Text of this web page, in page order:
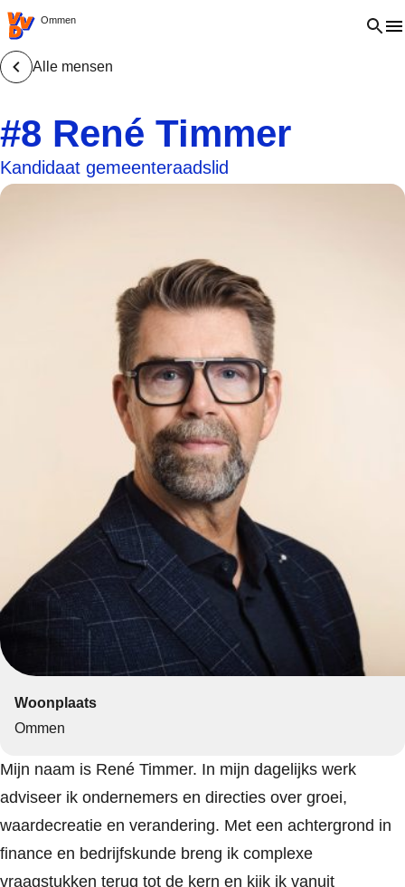
VVD.nl - Ga naar de homepage
Ommen Open
Alle mensen
#8 René Timmer
Kandidaat gemeenteraadslid
Woonplaats
Ommen
Mijn naam is René Timmer. In mijn dagelijks werk
adviseer ik ondernemers en directies over groei,
waardecreatie en verandering. Met een achtergrond in
finance en bedrijfskunde breng ik complexe
vraagstukken terug tot de kern en kijk ik vanuit